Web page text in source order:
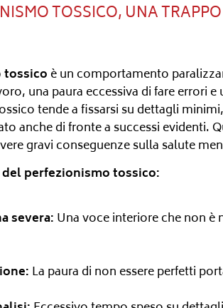
TOSSICO, UNA
tossico è un comportamento
una paura eccessiva di fare errori
tende a fissarsi su dettagli
anche di fronte a successi
gravi conseguenze sulla salute
perfezionismo tossico:
severa: Una voce interiore che non
La paura di non essere perfetti